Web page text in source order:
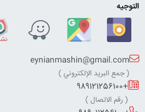
التوجيه
eynianmashin@gmail.com
( جمع البريد الإلكتروني )
+989121256100
( رقم الاتصال )